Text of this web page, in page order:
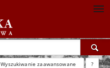
Wyszukiwanie zaawansowane ?